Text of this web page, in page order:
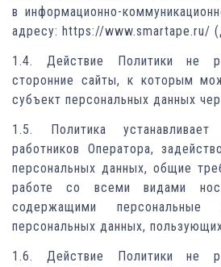
в информационно-
адресу: https://www.smartape.ru/
1.4. Действие Политики не
сторонние сайты, к которым
субъект персональных данных
1.5. Политика
работников Оператора,
персональных данных, общие
работе со всеми видами
содержащими персональные
персональных данных,
1.6. Действие Политики не